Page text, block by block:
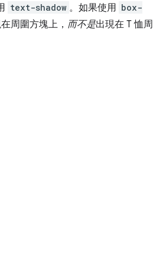
text-shadow 。如果使用 box-
周圍方塊上， 而不是出現在 T 恤周